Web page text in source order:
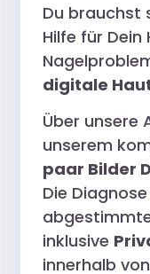
Du brauchst
Hilfe für
digitale
Über unsere
unserem
paar Bilder
Die
inklusive
innerhalb